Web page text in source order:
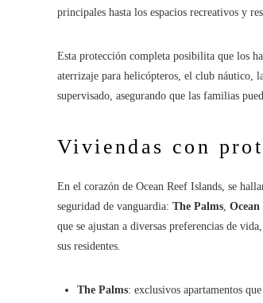
principales hasta los espacios recreativos y
Esta protección completa posibilita que los
aterrizaje para helicópteros, el club náutico,
supervisado, asegurando que las familias
Viviendas con
En el corazón de Ocean Reef Islands, se
seguridad de vanguardia: The Palms,
que se ajustan a diversas preferencias de
sus residentes.
The Palms: exclusivos apartamentos